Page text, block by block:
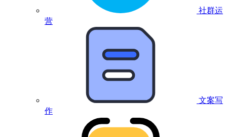
社群运
营
文案写
作